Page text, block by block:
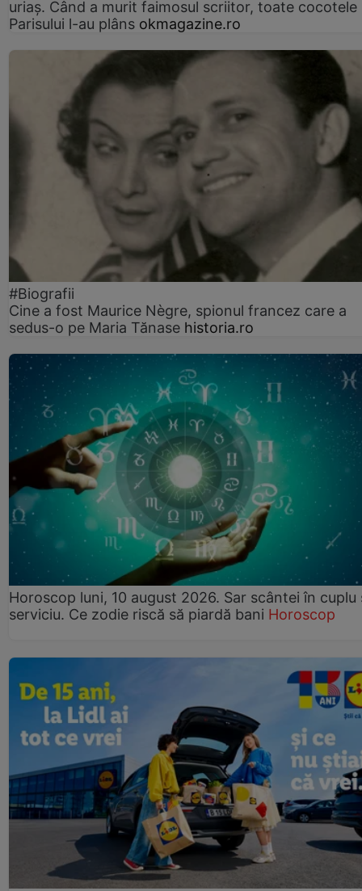
uriaș. Când a murit faimosul scriitor, toate cocotele
Parisului l-au plâns okmagazine.ro
#Biografii
Cine a fost Maurice Nègre, spionul francez care a
sedus-o pe Maria Tănase historia.ro
Horoscop luni, 10 august 2026. Sar scântei în cuplu
serviciu. Ce zodie riscă să piardă bani Horoscop